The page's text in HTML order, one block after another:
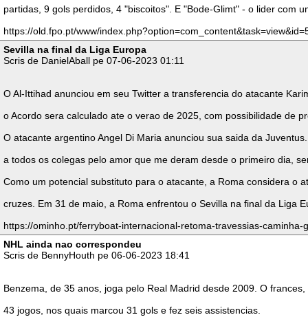
partidas, 9 gols perdidos, 4 "biscoitos". E "Bode-Glimt" - o lider com
https://old.fpo.pt/www/
Sevilla na final da Liga Europa
Scris de DanielAball pe 07-06-2023 01:11
O Al-Ittihad anunciou em seu Twitter a transferencia do atacante
o Acordo sera calculado ate o verao de 2025, com possibilidade de
O atacante argentino Angel Di Maria anunciou sua saida da
a todos os colegas pelo amor que me deram desde o primeiro dia,
Como um potencial substituto para o atacante, a Roma considera o
cruzes. Em 31 de maio, a Roma enfrentou o Sevilla na final da Liga
https://ominho.pt/ferryboat-internacional-retoma-travessias-caminha-
NHL ainda nao correspondeu
Scris de BennyHouth pe 06-06-2023 18:41
Benzema, de 35 anos, joga pelo Real Madrid desde 2009. O
43 jogos, nos quais marcou 31 gols e fez seis assistencias.